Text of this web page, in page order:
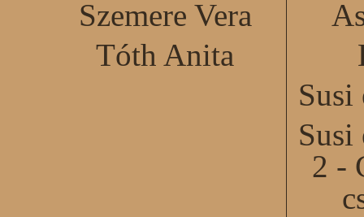
Szemere Vera
Tóth Anita
Susi
Susi
2 -